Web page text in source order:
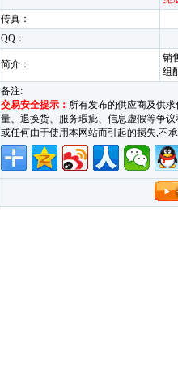
传真：
QQ：
简介：
销
组
备注:
交易安全提示： 所有发布的供应商及供
量、退换货、服务瑕疵、信息虚假等争
或任何由于使用本网站而引起的损失,